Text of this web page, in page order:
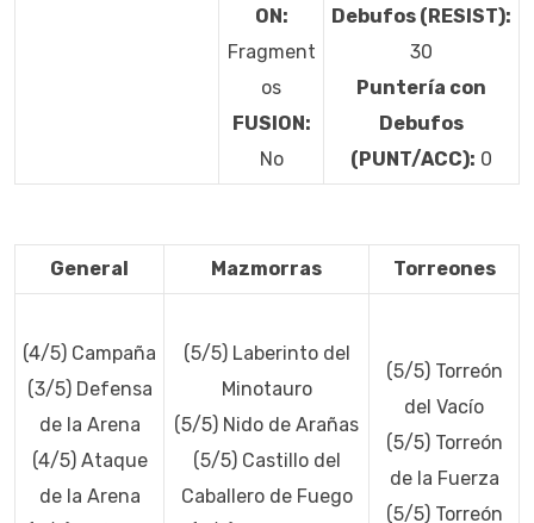
ON:
Fragment
os
FUSION:
No
Debufos (RESIST):
30
Puntería con
Debufos
(PUNT/ACC): 0
General Mazmorras Torreones
(4/5) Campaña
(3/5) Defensa
de la Arena
(4/5) Ataque
de la Arena
(5/5) Laberinto del
Minotauro
(5/5) Nido de Arañas
(5/5) Castillo del
Caballero de Fuego
(5/5) Torreón
del Vacío
(5/5) Torreón
de la Fuerza
(5/5) Torreón